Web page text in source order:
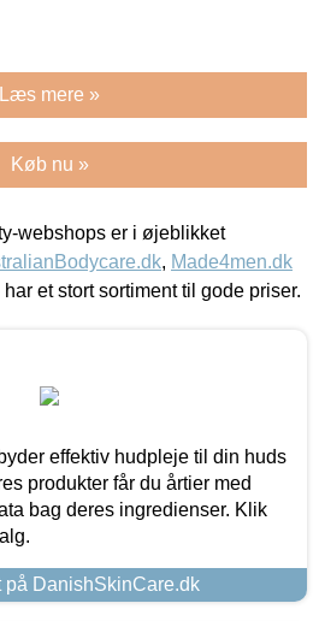
Læs mere »
Køb nu »
webshops er i øjeblikket
, Made4men.dk
et stort sortiment til gode priser.
effektiv hudpleje til din huds
produkter får du årtier med
bag deres ingredienser. Klik
på DanishSkinCare.dk